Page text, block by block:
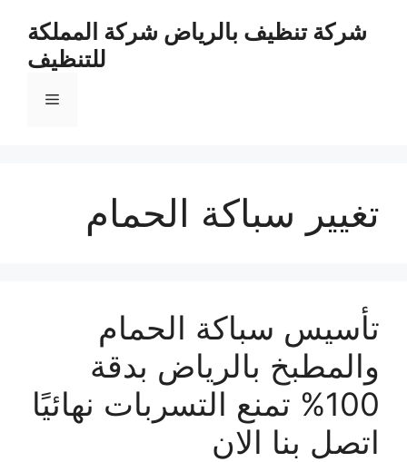
شركة تنظيف بالرياض شركة المملكة
للتنظيف
القائمة
تغيير سباكة الحمام
تأسيس سباكة الحمام
والمطبخ بالرياض بدقة
100% تمنع التسربات نهائيًا
اتصل بنا الان